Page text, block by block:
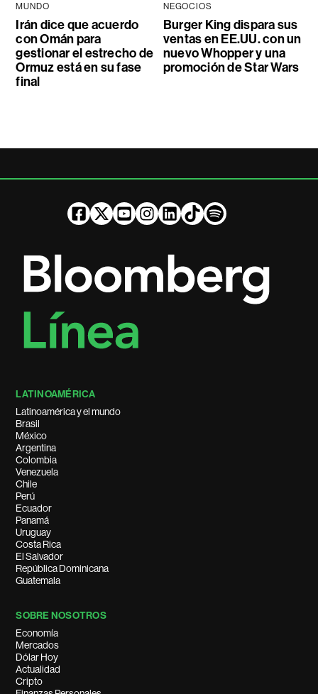
MUNDO
Irán dice que acuerdo
con Omán para
gestionar el estrecho de
Ormuz está en su fase
final
NEGOCIOS
Burger King dispara sus
ventas en EE.UU. con un
nuevo Whopper y una
promoción de Star Wars
LATINOAMÉRICA
Latinoamérica y el mundo
Brasil
México
Argentina
Colombia
Venezuela
Chile
Perú
Ecuador
Panamá
Uruguay
Costa Rica
El Salvador
República Dominicana
Guatemala
SOBRE NOSOTROS
Economía
Mercados
Dólar Hoy
Actualidad
Cripto